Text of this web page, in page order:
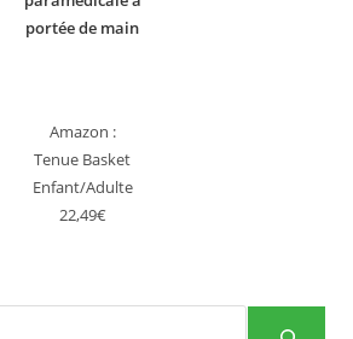
portée de main
Amazon :
Tenue Basket
Enfant/Adulte
22,49€